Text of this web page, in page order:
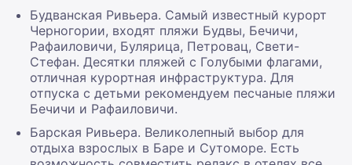
Будванская Ривьера. Самый известный курорт
Черногории, входят пляжи Будвы, Бечичи,
Рафаиловичи, Булярица, Петровац, Свети-
Стефан. Десятки пляжей с Голубыми флагами,
отличная курортная инфраструктура. Для
отпуска с детьми рекомендуем песчаные пляжи
Бечичи и Рафаиловичи.
Барская Ривьера. Великолепный выбор для
отдыха взрослых в Баре и Сутоморе. Есть